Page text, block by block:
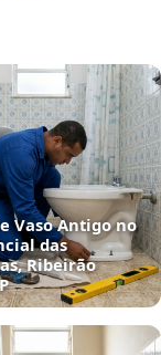
Vaso Antigo no
das
Ribeirão